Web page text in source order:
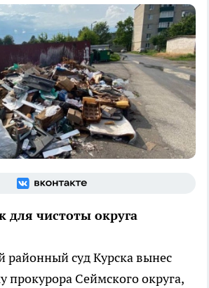
для чистоты округа
суд Курска вынес
прокурора Сеймского округа,